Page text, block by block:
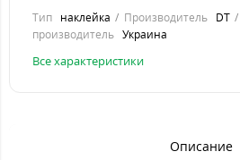
Тип наклейка Производитель DT
производитель Украина
Все характеристики
Описание